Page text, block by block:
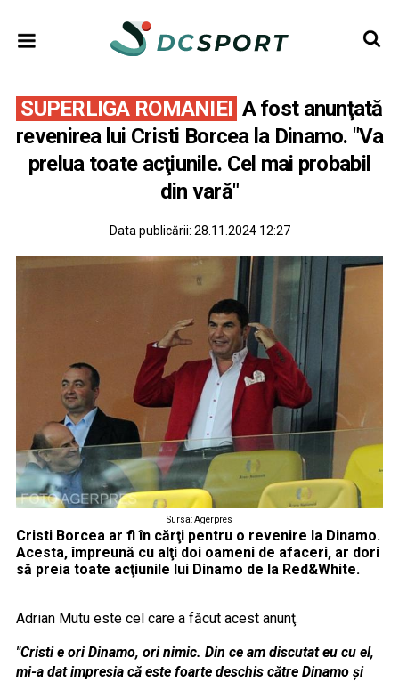
SUPERLIGA ROMANIEI A fost anunţată
revenirea lui Cristi Borcea la Dinamo. "Va
prelua toate acţiunile. Cel mai probabil
din vară"
Data publicării: 28.11.2024 12:27
Sursa: Agerpres
Cristi Borcea ar fi în cărţi pentru o revenire la Dinamo.
Acesta, împreună cu alţi doi oameni de afaceri, ar dori
să preia toate acţiunile lui Dinamo de la Red&White.
Adrian Mutu este cel care a făcut acest anunţ.
"Cristi e ori Dinamo, ori nimic. Din ce am discutat eu cu el,
mi-a dat impresia că este foarte deschis către Dinamo și